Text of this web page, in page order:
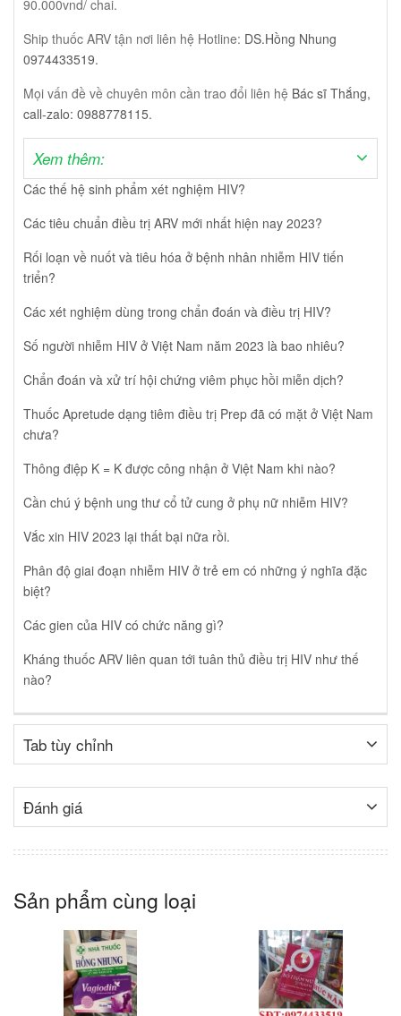
90.000vnd/ chai.
Ship thuốc ARV tận nơi liên hệ Hotline: DS.Hồng Nhung
0974433519.
Mọi vấn đề về chuyên môn cần trao đổi liên hệ Bác sĩ Thắng,
call-zalo: 0988778115.
Xem thêm:
Các thế hệ sinh phẩm xét nghiệm HIV?
Các tiêu chuẩn điều trị ARV mới nhất hiện nay 2023?
Rối loạn về nuốt và tiêu hóa ở bệnh nhân nhiễm HIV tiến
triển?
Các xét nghiệm dùng trong chẩn đoán và điều trị HIV?
Số người nhiễm HIV ở Việt Nam năm 2023 là bao nhiêu?
Chẩn đoán và xử trí hội chứng viêm phục hồi miễn dịch?
Thuốc Apretude dạng tiêm điều trị Prep đã có mặt ở Việt Nam
chưa?
Thông điệp K = K được công nhận ở Việt Nam khi nào?
Cần chú ý bệnh ung thư cổ tử cung ở phụ nữ nhiễm HIV?
Vắc xin HIV 2023 lại thất bại nữa rồi.
Phân độ giai đoạn nhiễm HIV ở trẻ em có những ý nghĩa đặc
biệt?
Các gien của HIV có chức năng gì?
Kháng thuốc ARV liên quan tới tuân thủ điều trị HIV như thế
nào?
Tab tùy chỉnh
Đánh giá
Sản phẩm cùng loại